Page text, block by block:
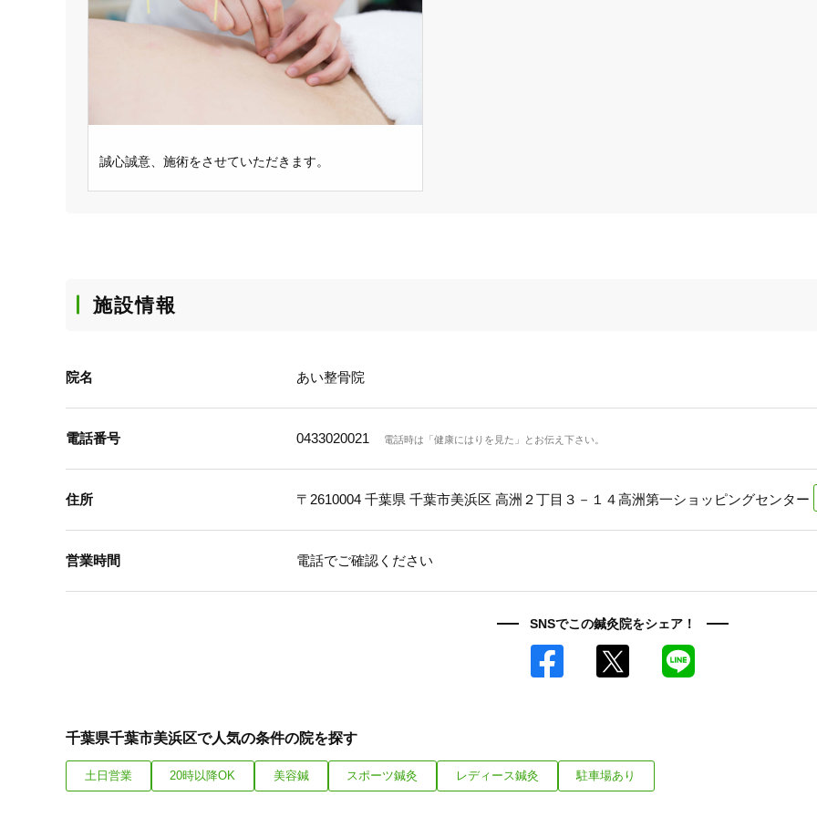
誠心誠意、施術をさせていただきます。
施設情報
院名 あい整骨院
電話番号 0433020021 電話時は「健康にはりを見た」とお伝え下さい。
住所 〒2610004 千葉県 千葉市美浜区 高洲２丁目３－１４高洲第一ショッピングセンター
営業時間 電話でご確認ください
SNSでこの鍼灸院をシェア！
Facebook
千葉県千葉市美浜区で人気の条件の院を探す
土日営業 20時以降OK 美容鍼 スポーツ鍼灸 レディース鍼灸 駐車場あり